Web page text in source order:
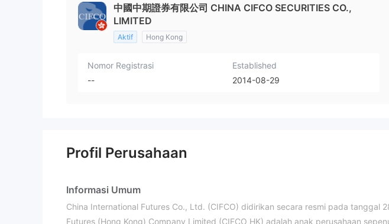
中國中期證券有限公司 CHINA CIFCO SECURITIES CO.,
LIMITED
Aktif Hong Kong
Nomor Registrasi
--
Established
2014-08-29
Profil Perusahaan
Informasi Umum
China International Futures Co., Ltd. (CIFCO) didirikan secara resmi pada tanggal
Futures (Hong Kong) Company Limited (CIFCO HK) adalah anak perusahaan